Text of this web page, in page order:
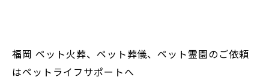
福岡 ペット火葬、ペット葬儀、ペット霊園のご依頼
はペットライフサポートへ